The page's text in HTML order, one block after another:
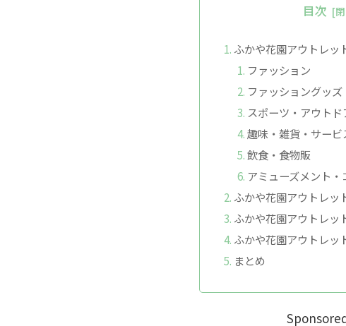
目次
ふかや花園アウトレッ
ファッション
ファッショングッズ
スポーツ・アウトド
趣味・雑貨・サービ
飲食・食物販
アミューズメント・
ふかや花園アウトレッ
ふかや花園アウトレッ
ふかや花園アウトレッ
まとめ